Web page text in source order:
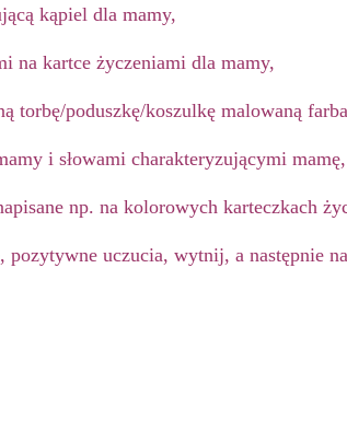
kąpiel dla mamy,
na kartce życzeniami dla mamy,
torbę/poduszkę/koszulkę malowaną
i słowami charakteryzującymi mamę,
np. na kolorowych karteczkach
pozytywne uczucia, wytnij, a następnie